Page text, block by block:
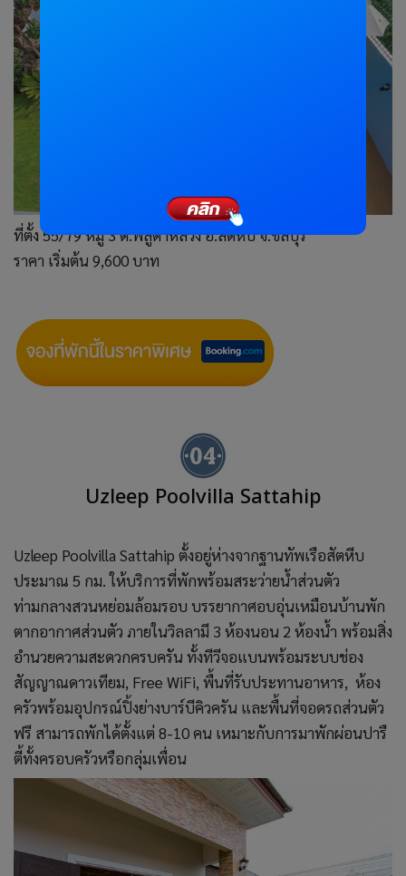
ที่ตั้ง 55/79 หมู่ 3 ต.พลูตาหลวง อ.สัตหีบ จ.ชลบุรี
ราคา เริ่มต้น 9,600 บาท
Uzleep Poolvilla Sattahip
Uzleep Poolvilla Sattahip ตั้งอยู่ห่างจากฐานทัพเรือสัตหีบ
ประมาณ 5 กม. ให้บริการที่พักพร้อมสระว่ายน้ำส่วนตัว
ท่ามกลางสวนหย่อมล้อมรอบ บรรยากาศอบอุ่นเหมือนบ้านพัก
ตากอากาศส่วนตัว ภายในวิลลามี 3 ห้องนอน 2 ห้องน้ำ พร้อมสิ่ง
อำนวยความสะดวกครบครัน ทั้งทีวีจอแบนพร้อมระบบช่อง
สัญญาณดาวเทียม, Free WiFi, พื้นที่รับประทานอาหาร, ห้อง
ครัวพร้อมอุปกรณ์ปิ้งย่างบาร์บีคิวครัน และพื้นที่จอดรถส่วนตัว
ฟรี สามารถพักได้ตั้งแต่ 8-10 คน เหมาะกับการมาพักผ่อนปารื
ตี้ทั้งครอบครัวหรือกลุ่มเพื่อน